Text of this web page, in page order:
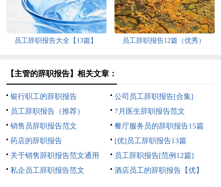
员工辞职报告大全【13篇】 员工辞职报告12篇（优秀）
【主管的辞职报告】相关文章：
银行职工的辞职报告
公司员工辞职报告[合集]
员工辞职报告（推荐）
7月医生辞职报告范文
销售员辞职报告范文
餐厅服务员的辞职报告15篇
药店的辞职报告
[优]员工辞职报告13篇
关于销售辞职报告范文通用
员工辞职报告[范例12篇]
私企员工辞职报告范文
酒店员工的辞职报告【优】